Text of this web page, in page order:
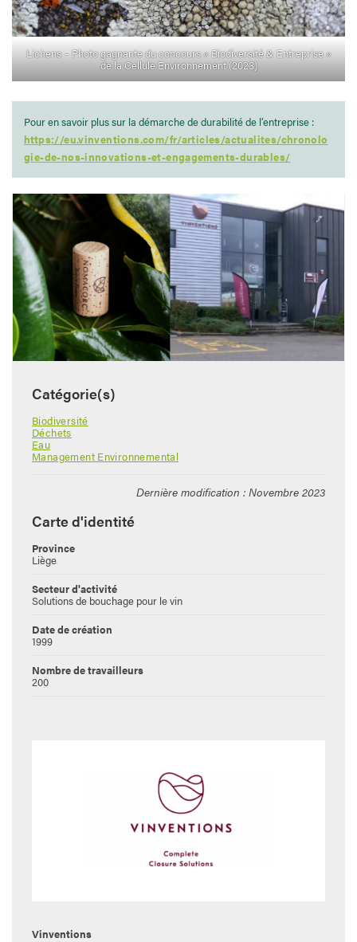
Lichens – Photo gagnante du concours « Biodiversité & Entreprise »
de la Cellule Environnement (2023)
Pour en savoir plus sur la démarche de durabilité de l’entreprise :
https://eu.vinventions.com/fr/articles/actualites/chronolo
gie-de-nos-innovations-et-engagements-durables/
Catégorie(s)
Biodiversité
Déchets
Eau
Management Environnemental
Dernière modification : Novembre 2023
Carte d'identité
Province
Liège
Secteur d'activité
Solutions de bouchage pour le vin
Date de création
1999
Nombre de travailleurs
200
Vinventions